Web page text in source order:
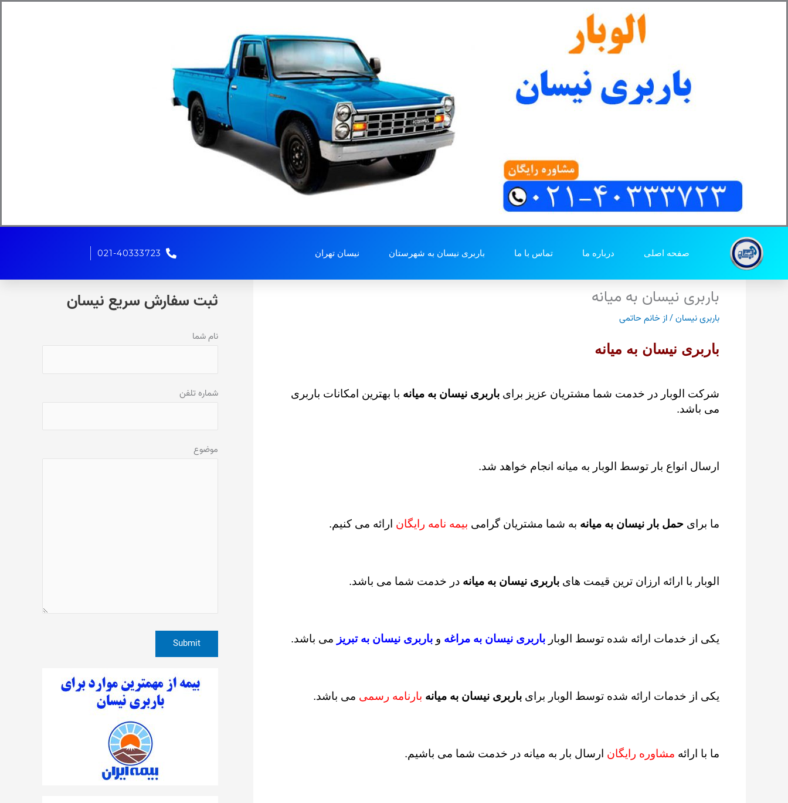
پرش
صفحه اصلی درباره ما تماس با ما باربری نیسان به شهرستان نیسان تهران 021-40333723
باربری نیسان به میانه
باربری نیسان/ ازخانم حاتمی
باربری نیسان به میانه
شرکت الوبار در خدمت شما مشتریان عزیز برای باربری نیسان به میانه با بهترین امکانات باربری
می باشد.
ارسال انواع بار توسط الوبار به میانه انجام خواهد شد.
ما برای حمل بار نیسان به میانه به شما مشتریان گرامی بیمه نامه رایگان ارائه می کنیم.
الوبار با ارائه ارزان ترین قیمت های باربری نیسان به میانه در خدمت شما می باشد.
یکی از خدمات ارائه شده توسط الوبار باربری نیسان به مراغه و باربری نیسان به تبریز می باشد.
یکی از خدمات ارائه شده توسط الوبار برای باربری نیسان به میانه بارنامه رسمی می باشد.
ما با ارائه مشاوره رایگان ارسال بار به میانه در خدمت شما می باشیم.
ثبت سفارش سریع نیسان
نام شما
شماره تلفن
موضوع